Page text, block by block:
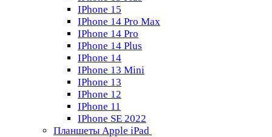
IPhone 15
IPhone 14 Pro Max
IPhone 14 Pro
IPhone 14 Plus
IPhone 14
IPhone 13 Mini
IPhone 13
IPhone 12
IPhone 11
IPhone SE 2022
Планшеты Apple iPad